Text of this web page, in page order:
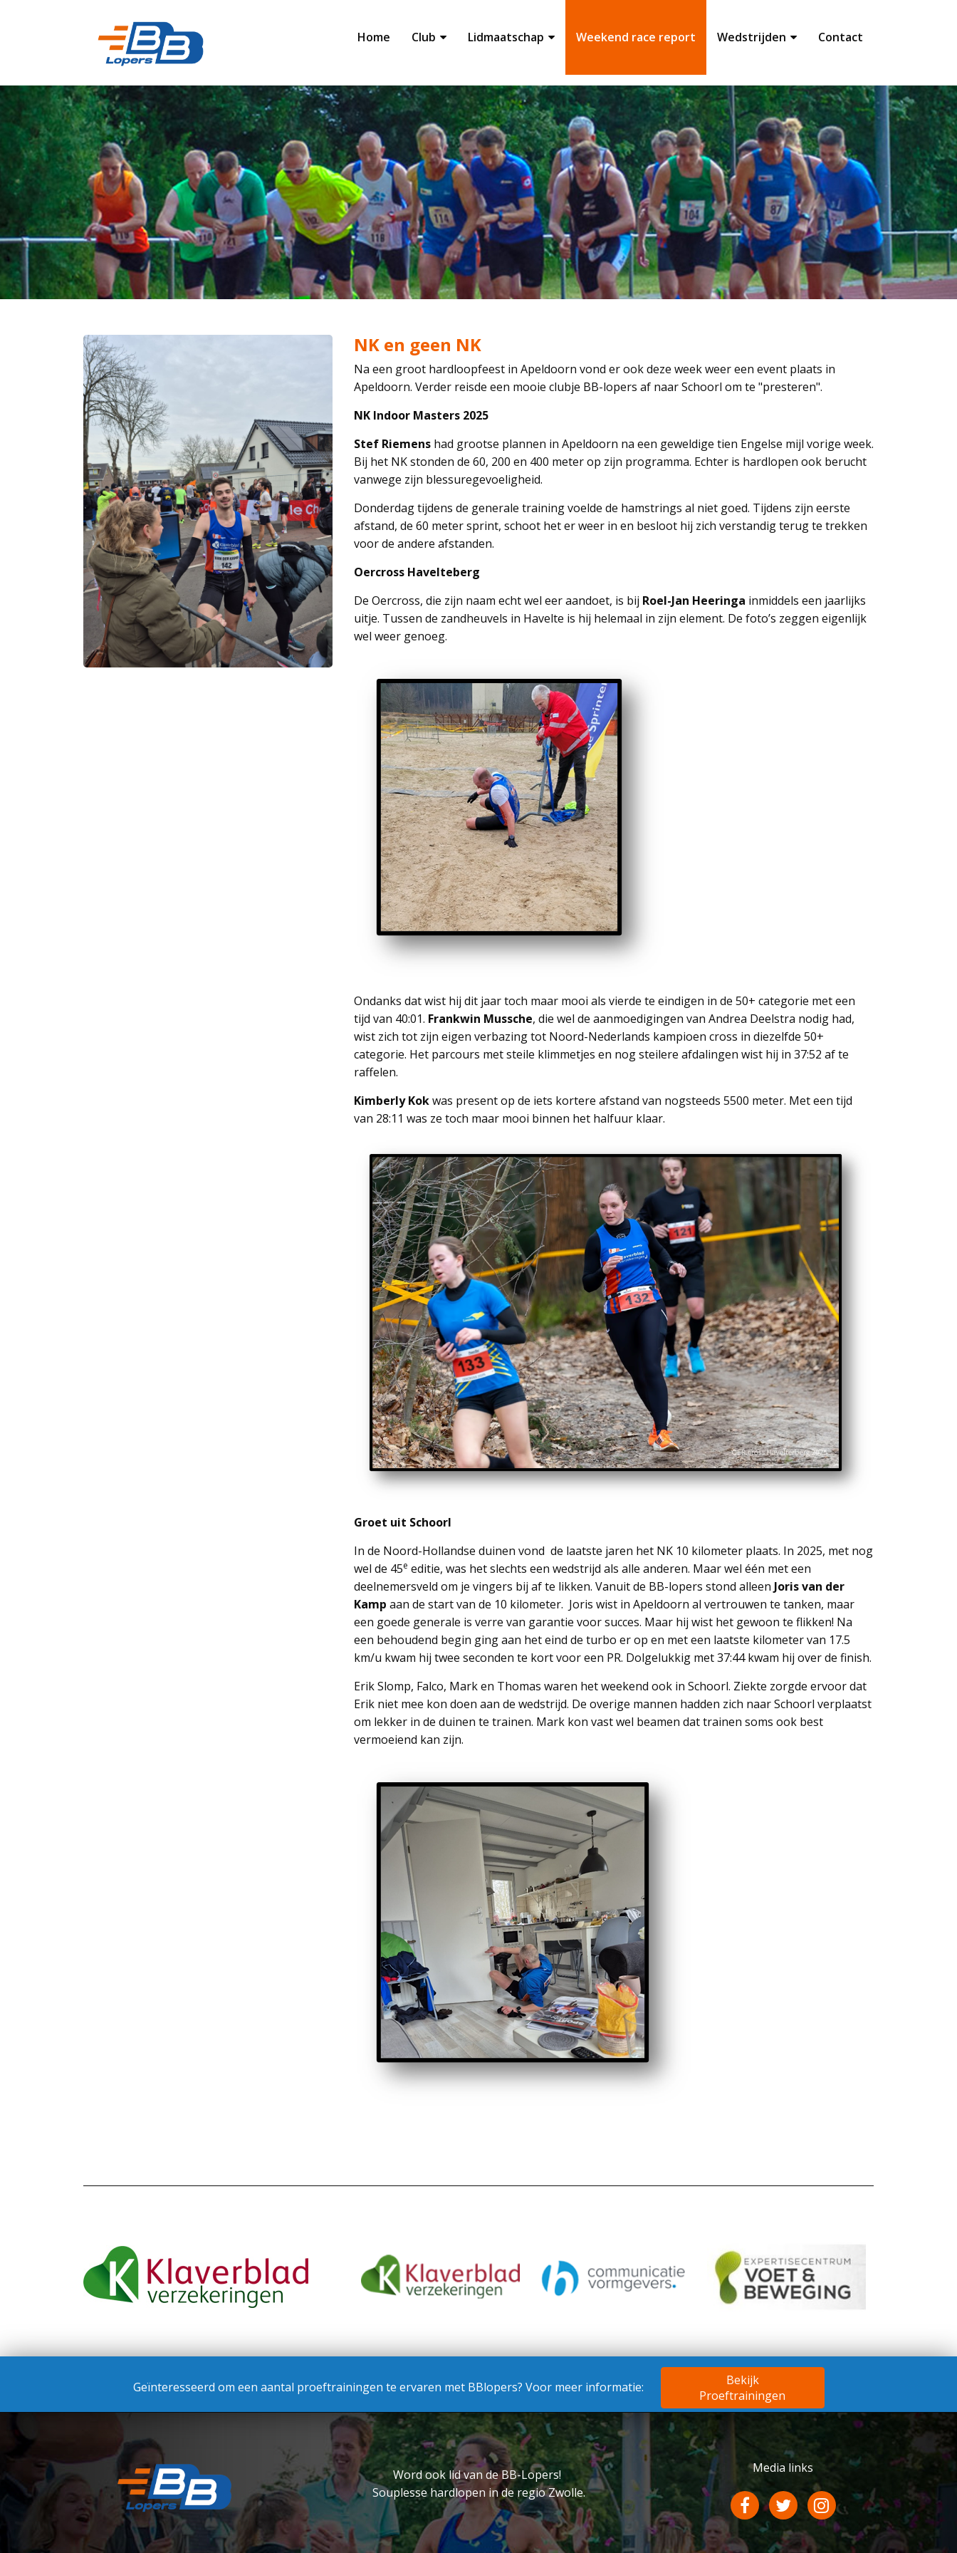
Home Club Lidmaatschap Weekend race report Wedstrijden Contact
NK en geen NK
Na een groot hardloopfeest in Apeldoorn vond er ook deze week weer een event plaats in
Apeldoorn. Verder reisde een mooie clubje BB-lopers af naar Schoorl om te "presteren".
NK Indoor Masters 2025
Stef Riemens had grootse plannen in Apeldoorn na een geweldige tien Engelse mijl vorige week.
Bij het NK stonden de 60, 200 en 400 meter op zijn programma. Echter is hardlopen ook berucht
vanwege zijn blessuregevoeligheid.
Donderdag tijdens de generale training voelde de hamstrings al niet goed. Tijdens zijn eerste
afstand, de 60 meter sprint, schoot het er weer in en besloot hij zich verstandig terug te trekken
voor de andere afstanden.
Oercross Havelteberg
De Oercross, die zijn naam echt wel eer aandoet, is bij Roel-Jan Heeringa inmiddels een jaarlijks
uitje. Tussen de zandheuvels in Havelte is hij helemaal in zijn element. De foto’s zeggen eigenlijk
wel weer genoeg.
Ondanks dat wist hij dit jaar toch maar mooi als vierde te eindigen in de 50+ categorie met een
tijd van 40:01. Frankwin Mussche, die wel de aanmoedigingen van Andrea Deelstra nodig had,
wist zich tot zijn eigen verbazing tot Noord-Nederlands kampioen cross in diezelfde 50+
categorie. Het parcours met steile klimmetjes en nog steilere afdalingen wist hij in 37:52 af te
raffelen.
Kimberly Kokwas present op de iets kortere afstand van nogsteeds 5500 meter. Met een tijd
van 28:11 was ze toch maar mooi binnen het halfuur klaar.
Groet uit Schoorl
In de Noord-Hollandse duinen vond de laatste jaren het NK 10 kilometer plaats. In 2025, met nog
wel de 45e editie, was het slechts een wedstrijd als alle anderen. Maar wel één met een
deelnemersveld om je vingers bij af te likken. Vanuit de BB-lopers stond alleen Joris van der
Kamp aan de start van de 10 kilometer. Joris wist in Apeldoorn al vertrouwen te tanken, maar
een goede generale is verre van garantie voor succes. Maar hij wist het gewoon te flikken! Na
een behoudend begin ging aan het eind de turbo er op en met een laatste kilometer van 17.5
km/u kwam hij twee seconden te kort voor een PR. Dolgelukkig met 37:44 kwam hij over de finish.
Erik Slomp, Falco, Mark en Thomas waren het weekend ook in Schoorl. Ziekte zorgde ervoor dat
Erik niet mee kon doen aan de wedstrijd. De overige mannen hadden zich naar Schoorl verplaatst
om lekker in de duinen te trainen. Mark kon vast wel beamen dat trainen soms ook best
vermoeiend kan zijn.
Geïnteresseerd om een aantal proeftrainingen te ervaren met BBlopers? Voor meer informatie:
Bekijk
Proeftrainingen
Word ook lid van de BB-Lopers!
Souplesse hardlopen in de regio Zwolle.
Media links